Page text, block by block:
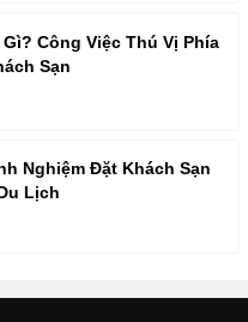
Công Việc Thú Vị Phía
Sạn
Nghiệm Đặt Khách Sạn
Lịch